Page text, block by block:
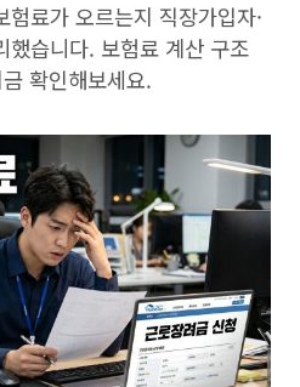
료가 오르는지 직장가입자·
했습니다. 보험료 계산 구조
확인해보세요.